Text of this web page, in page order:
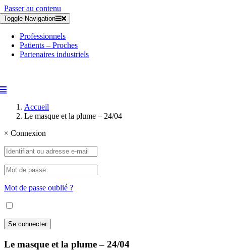
Passer au contenu
Toggle Navigation
Professionnels
Patients – Proches
Partenaires industriels
Accueil
Le masque et la plume – 24/04
× Connexion
Mot de passe oublié ?
Le masque et la plume – 24/04